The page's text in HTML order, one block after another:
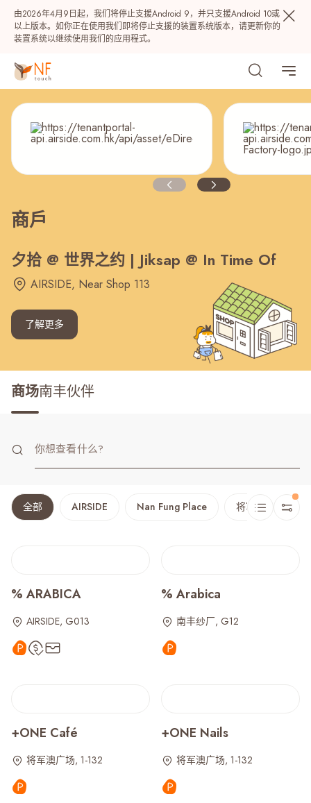
由2026年4月9日起，我们将停止支援Android 9，并只支援Android 10或
以上版本。如你正在使用我们即将停止支援的装置系统版本，请更新你的
装置系统以继续使用我们的应用程式。
热门
NF 种籽 NF Points AIRSIDE
商戶
夕拾 @ 世界之约 | Jiksap @ In Time Of
AIRSIDE, Near Shop 113
了解更多
商场南丰伙伴
全部 AIRSIDE Nan Fung Place 将军澳广场
% ARABICA
AIRSIDE, G013
% Arabica
南丰纱厂, G12
+ONE Café
将军澳广场, 1-132
+ONE Nails
将军澳广场, 1-132